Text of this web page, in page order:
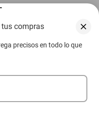
tus compras
precisos en todo lo que